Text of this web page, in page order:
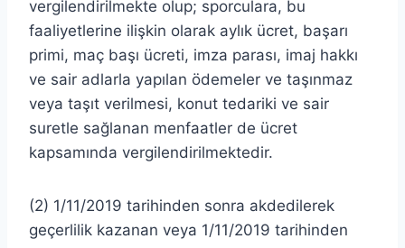
vergilendirilmekte olup; sporculara, bu
faaliyetlerine ilişkin olarak aylık ücret, başarı
primi, maç başı ücreti, imza parası, imaj hakkı
ve sair adlarla yapılan ödemeler ve taşınmaz
veya taşıt verilmesi, konut tedariki ve sair
suretle sağlanan menfaatler de ücret
kapsamında vergilendirilmektedir.
(2) 1/11/2019 tarihinden sonra akdedilerek
geçerlilik kazanan veya 1/11/2019 tarihinden